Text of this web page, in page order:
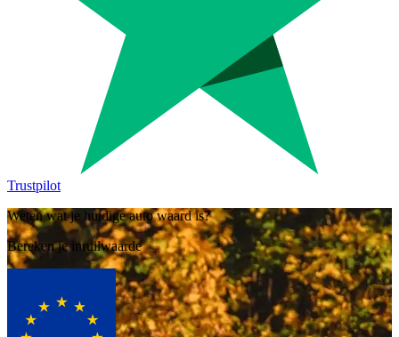
Trustpilot
Weten wat je huidige auto waard is?
Bereken je inruilwaarde